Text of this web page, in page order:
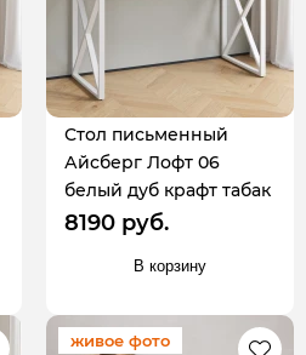
Стол письменный
Айсберг Лофт 06
белый дуб крафт табак
8190 руб.
В корзину
живое фото